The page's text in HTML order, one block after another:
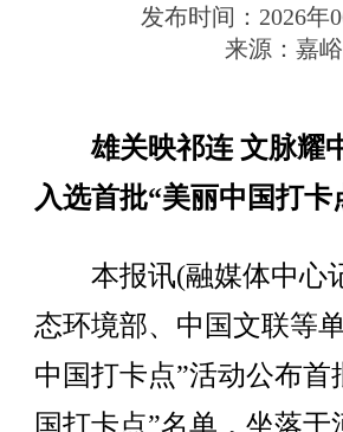
发布时间： 2026年
来源： 嘉
雄关映祁连 文脉耀
入选首批“美丽中国打卡
本报讯(融媒体中心
态环境部、中国文联等
中国打卡点”活动公布首
国打卡点”名单，坐落